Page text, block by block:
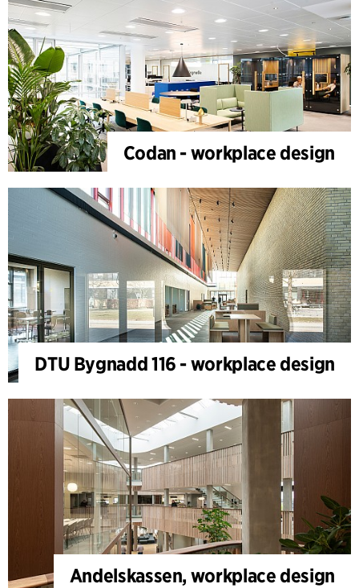
Codan - workplace design
DTU Bygnadd 116 - workplace design
Andelskassen, workplace design